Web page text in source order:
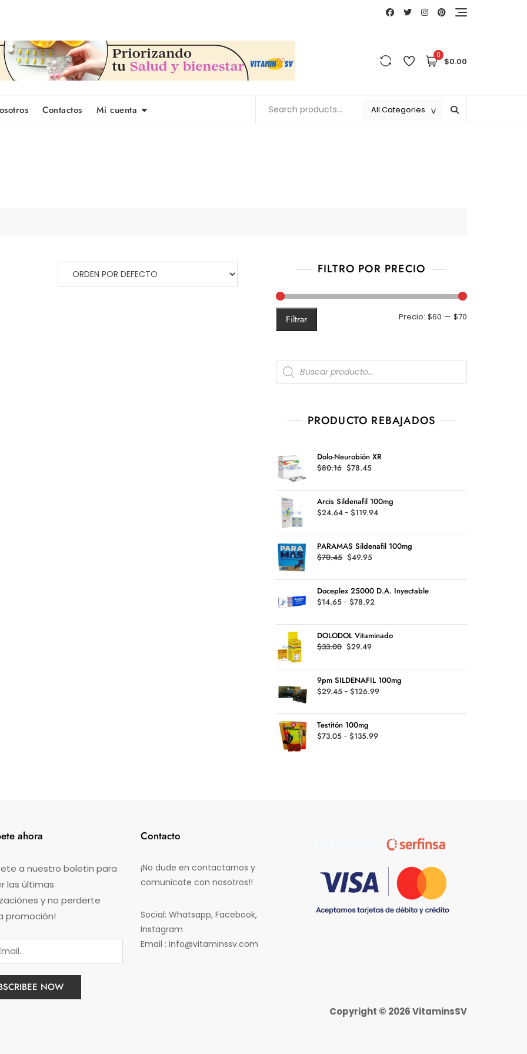
0
$0.00
Contactos Mi cuenta
FILTRO POR PRECIO
Filtrar Precio: $60 — $70
Products
search
PRODUCTO REBAJADOS
Dolo-Neurobión XR
$80.16 Original
was:
$80.16.
$78.45
is:
$78.45.
Arcis Sildenafil 100mg
$24.64- $119.94Rango
precios:
desde
$119.94
PARAMAS Sildenafil 100mg
$70.45 Original
was:
$70.45.
$49.95
is:
$49.95.
Doceplex 25000 D.A. Inyectable
$14.65- $78.92
precios:
desde
$78.92
DOLODOL Vitaminado
$33.00 Original
was:
$33.00.
$29.49
is:
$29.49.
9pm SILDENAFIL 100mg
$29.45- $126.99Rango
precios:
Testitón 100mg
$73.05- $135.99Rango
ahora
a nuestro boletin para
las últimas
y no perderte
promoción!
Contacto
¡No dude en contactarnos y
comunicate con nosotros!!
Social: Whatsapp, Facebook,
Instagram
Email : info@vitaminssv.com
Copyright © 2026 VitaminsSV